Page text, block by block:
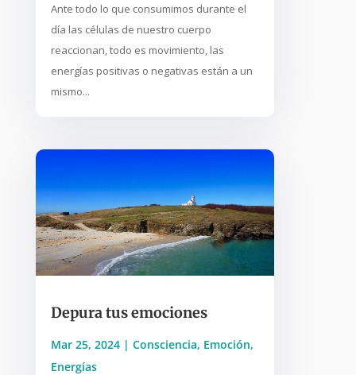
Ante todo lo que consumimos durante el
día las células de nuestro cuerpo
reaccionan, todo es movimiento, las
energías positivas o negativas están a un
mismo...
Depura tus emociones
Mar 25, 2024| Consciencia, Emoción,
Energías